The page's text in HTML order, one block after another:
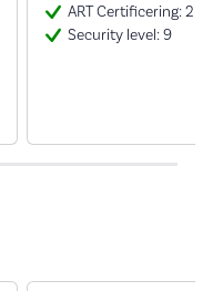
ART Certificering: 2
Security level: 9